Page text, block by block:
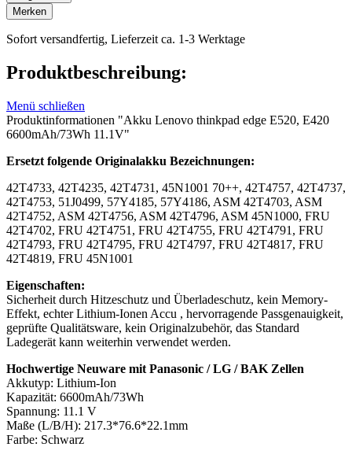
Merken
Sofort versandfertig, Lieferzeit ca. 1-3 Werktage
Produktbeschreibung:
Menü schließen
Produktinformationen "Akku Lenovo thinkpad edge E520, E420
6600mAh/73Wh 11.1V"
Ersetzt folgende Originalakku Bezeichnungen:
42T4733, 42T4235, 42T4731, 45N1001 70++, 42T4757, 42T4737,
42T4753, 51J0499, 57Y4185, 57Y4186, ASM 42T4703, ASM
42T4752, ASM 42T4756, ASM 42T4796, ASM 45N1000, FRU
42T4702, FRU 42T4751, FRU 42T4755, FRU 42T4791, FRU
42T4793, FRU 42T4795, FRU 42T4797, FRU 42T4817, FRU
42T4819, FRU 45N1001
Eigenschaften:
Sicherheit durch Hitzeschutz und Überladeschutz, kein Memory-
Effekt, echter Lithium-Ionen Accu , hervorragende Passgenauigkeit,
geprüfte Qualitätsware, kein Originalzubehör, das Standard
Ladegerät kann weiterhin verwendet werden.
Hochwertige Neuware mit Panasonic / LG / BAK Zellen
Akkutyp: Lithium-Ion
Kapazität: 6600mAh/73Wh
Spannung: 11.1 V
Maße (L/B/H): 217.3*76.6*22.1mm
Farbe: Schwarz